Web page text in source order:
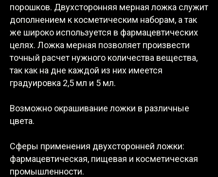
порошков. Двухсторонняя мерная ложка служит
дополнением к косметическим наборам, а так
же широко используется в фармацевтических
целях. Ложка мерная позволяет произвести
точный расчет нужного количества вещества,
так как на дне каждой из них имеется
градуировка 2,5 мл и 5 мл.
Возможно окрашивание ложки в различные
цвета.
Сферы применения двухсторонней ложки:
фармацевтическая, пищевая и косметическая
промышленности.